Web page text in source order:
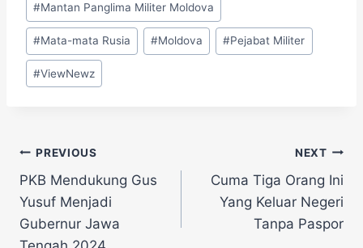
#Mantan Panglima Militer Moldova
#Mata-mata Rusia #Moldova #Pejabat Militer
#ViewNewz
Navigasi
pos
PREVIOUS
PKB Mendukung Gus
Yusuf Menjadi
Gubernur Jawa
NEXT
Cuma Tiga Orang Ini
Yang Keluar Negeri
Tanpa Paspor